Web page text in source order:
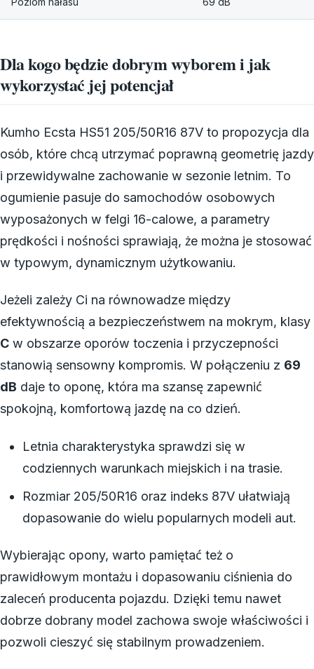
Dla kogo będzie dobrym wyborem i jak
wykorzystać jej potencjał
Kumho Ecsta HS51 205/50R16 87V to propozycja dla
osób, które chcą utrzymać poprawną geometrię jazdy
i przewidywalne zachowanie w sezonie letnim. To
ogumienie pasuje do samochodów osobowych
wyposażonych w felgi 16-calowe, a parametry
prędkości i nośności sprawiają, że można je stosować
w typowym, dynamicznym użytkowaniu.
Jeżeli zależy Ci na równowadze między
efektywnością a bezpieczeństwem na mokrym, klasy
C w obszarze oporów toczenia i przyczepności
stanowią sensowny kompromis. W połączeniu z 69
dB daje to oponę, która ma szansę zapewnić
spokojną, komfortową jazdę na co dzień.
Letnia charakterystyka sprawdzi się w
codziennych warunkach miejskich i na trasie.
Rozmiar 205/50R16 oraz indeks 87V ułatwiają
dopasowanie do wielu popularnych modeli aut.
Wybierając opony, warto pamiętać też o
prawidłowym montażu i dopasowaniu ciśnienia do
zaleceń producenta pojazdu. Dzięki temu nawet
dobrze dobrany model zachowa swoje właściwości i
pozwoli cieszyć się stabilnym prowadzeniem.